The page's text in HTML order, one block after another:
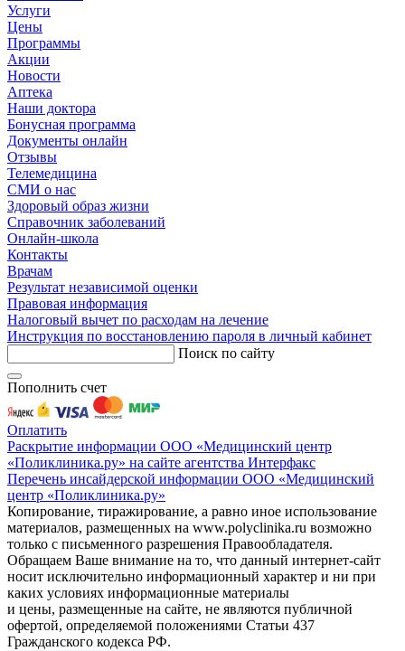
Услуги
Цены
Программы
Акции
Новости
Аптека
Наши доктора
Бонусная программа
Документы онлайн
Отзывы
Телемедицина
СМИ о нас
Здоровый образ жизни
Справочник заболеваний
Онлайн-школа
Контакты
Врачам
Результат независимой оценки
Правовая информация
Налоговый вычет по расходам на лечение
Инструкция по восстановлению пароля в личный кабинет
Поиск по сайту
Пополнить счет
Оплатить
Раскрытие информации ООО «Медицинский центр
«Поликлиника.ру» на сайте агентства Интерфакс
Перечень инсайдерской информации ООО «Медицинский
центр «Поликлиника.ру»
Копирование, тиражирование, а равно иное использование
материалов, размещенных на www.polyclinika.ru возможно
только с письменного разрешения Правообладателя.
Обращаем Ваше внимание на то, что данный интернет-сайт
носит исключительно информационный характер и ни при
каких условиях информационные материалы
и цены, размещенные на сайте, не являются публичной
офертой, определяемой положениями Статьи 437
Гражданского кодекса РФ.